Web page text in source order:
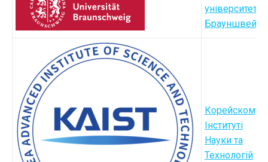
університет
Брауншвейгу
Корейскому
Інституті
Науки та
Технологій